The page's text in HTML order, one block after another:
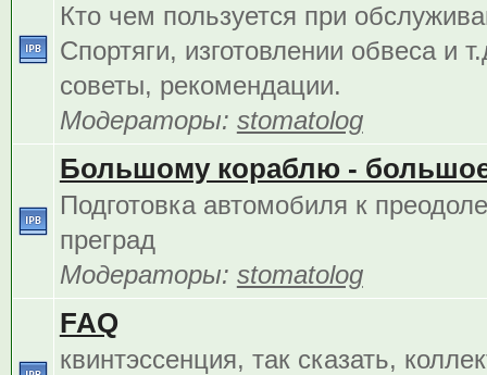
Кто чем пользуется при
Спортяги, изготовлении обвеса и
советы, рекомендации.
Модераторы: stomatolog
Большому кораблю -
Подготовка автомобиля к
преград
Модераторы: stomatolog
FAQ
квинтэссенция, так сказать,